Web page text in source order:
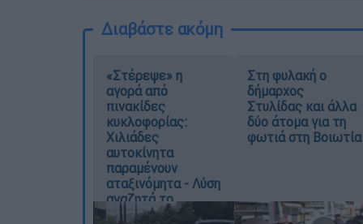
Διαβάστε ακόμη
«Στέρεψε» η
αγορά από
πινακίδες
κυκλοφορίας:
Χιλιάδες
αυτοκίνητα
παραμένουν
αταξινόμητα - Λύση
αναζητά το
υπουργείο
Στη φυλακή ο
δήμαρχος
Στυλίδας και άλλα
δύο άτομα για τη
φωτιά στη Βοιωτία